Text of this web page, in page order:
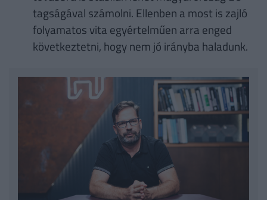
tagságával számolni. Ellenben a most is zajló
folyamatos vita egyértelműen arra enged
következtetni, hogy nem jó irányba haladunk.